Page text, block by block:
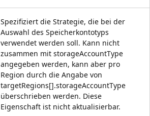
Spezifiziert die Strategie, die bei der
Auswahl des Speicherkontotyps
verwendet werden soll. Kann nicht
zusammen mit storageAccountType
angegeben werden, kann aber pro
Region durch die Angabe von
targetRegions[].storageAccountType
überschrieben werden. Diese
Eigenschaft ist nicht aktualisierbar.